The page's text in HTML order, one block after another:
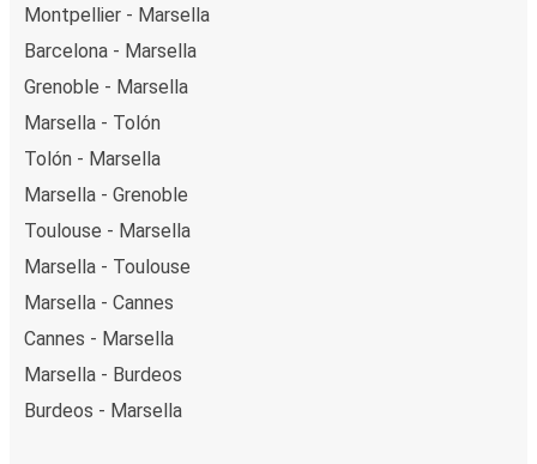
Montpellier - Marsella
Barcelona - Marsella
Grenoble - Marsella
Marsella - Tolón
Tolón - Marsella
Marsella - Grenoble
Toulouse - Marsella
Marsella - Toulouse
Marsella - Cannes
Cannes - Marsella
Marsella - Burdeos
Burdeos - Marsella